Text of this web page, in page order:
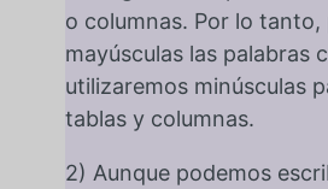
o columnas. Por lo tanto,
mayúsculas las palabras
utilizaremos minúsculas
tablas y columnas.
2) Aunque podemos